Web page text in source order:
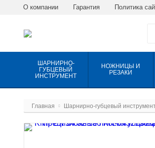
О компании Гарантия Политика
ШАРНИРНО-
ГУБЦЕВЫЙ
ИНСТРУМЕНТ
НОЖНИЦЫ И
РЕЗАКИ
Главная Шарнирно-губцевый